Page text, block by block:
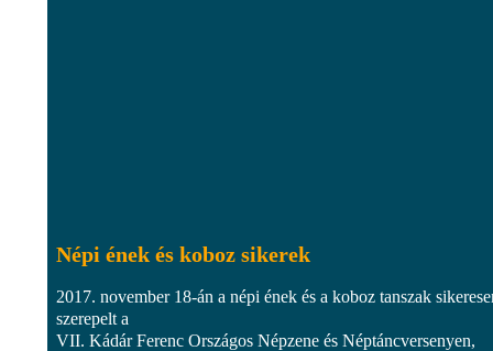
Népi ének és koboz sikerek
2017. november 18-án a népi ének és a koboz tanszak
szerepelt a
VII. Kádár Ferenc Országos Népzene és Néptáncversenyen,